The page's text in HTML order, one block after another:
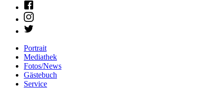
Portrait
Mediathek
Fotos/News
Gästebuch
Service